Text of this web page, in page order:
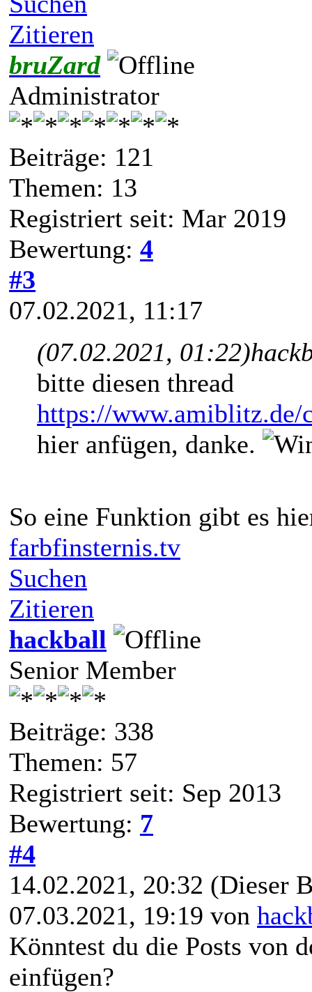
Zitieren
bruZard
Administrator
Beiträge: 121
Themen: 13
Registriert seit: Mar 2019
Bewertung: 4
#3
07.02.2021, 11:17
(07.02.2021, 01:22)
bitte diesen thread
https://www.amiblitz.de/
hier anfügen, danke.
So eine Funktion gibt es
farbfinsternis.tv
Suchen
Zitieren
hackball
Senior Member
Beiträge: 338
Themen: 57
Registriert seit: Sep 2013
Bewertung: 7
#4
14.02.2021, 20:32 (Dieser
07.03.2021, 19:19 von
Könntest du die Posts von
einfügen?